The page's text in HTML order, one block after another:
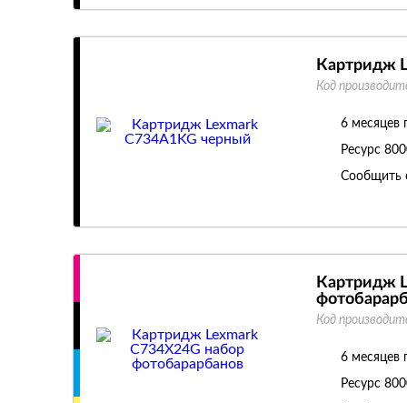
Картридж
Код
6 месяцев
Ресурс
Сообщить
Картридж
Код
6 месяцев
Ресурс